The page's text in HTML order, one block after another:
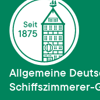
Allgemeine
Schiffszimmerer­-­